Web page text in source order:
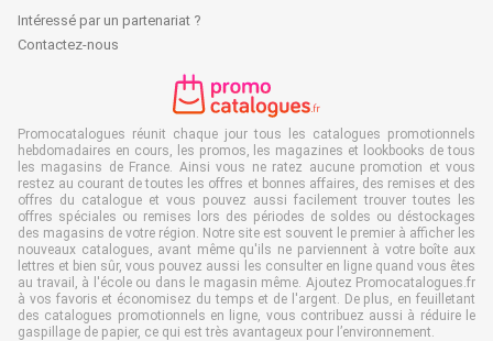
Intéressé par un partenariat ?
Contactez-nous
Promocatalogues réunit chaque jour tous les catalogues promotionnels
hebdomadaires en cours, les promos, les magazines et lookbooks de tous
les magasins de France. Ainsi vous ne ratez aucune promotion et vous
restez au courant de toutes les offres et bonnes affaires, des remises et des
offres du catalogue et vous pouvez aussi facilement trouver toutes les
offres spéciales ou remises lors des périodes de soldes ou déstockages
des magasins de votre région. Notre site est souvent le premier à afficher les
nouveaux catalogues, avant même qu'ils ne parviennent à votre boîte aux
lettres et bien sûr, vous pouvez aussi les consulter en ligne quand vous êtes
au travail, à l'école ou dans le magasin même. Ajoutez Promocatalogues.fr
à vos favoris et économisez du temps et de l'argent. De plus, en feuilletant
des catalogues promotionnels en ligne, vous contribuez aussi à réduire le
gaspillage de papier, ce qui est très avantageux pour l’environnement.